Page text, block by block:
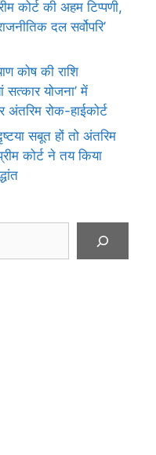
कोर्ट की अहम टिप्पणी,
दल सर्वोपरि’
कोष की राशि
सत्कार योजना’ में
अंतरिम रोक-हाईकोर्ट
सबूत हों तो अंतरिम
कोर्ट ने तय किया